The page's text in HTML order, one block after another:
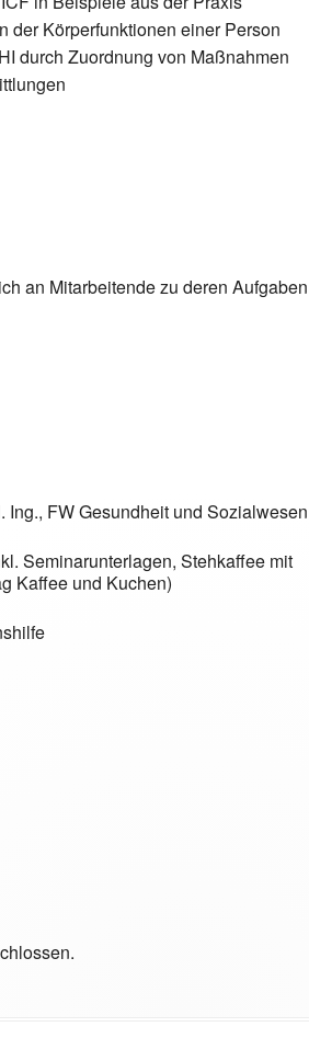
der Körperfunktionen einer Person
durch Zuordnung von Maßnahmen
zu deren Aufgaben
Gesundheit und Sozialwesen
(Inkl.
Kaffee und Kuchen)